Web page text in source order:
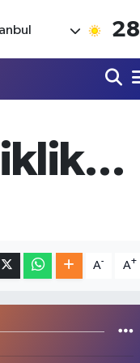
28
A- A+